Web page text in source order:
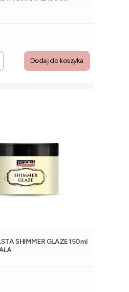
Dodaj do koszyka
SHIMMER GLAZE 150ml